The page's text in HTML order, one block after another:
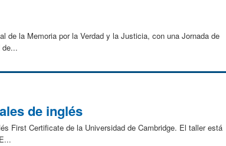
de la Memoria por la Verdad y la Justicia, con una Jornada de
de...
de inglés
First Certificate de la Universidad de Cambridge. El taller está